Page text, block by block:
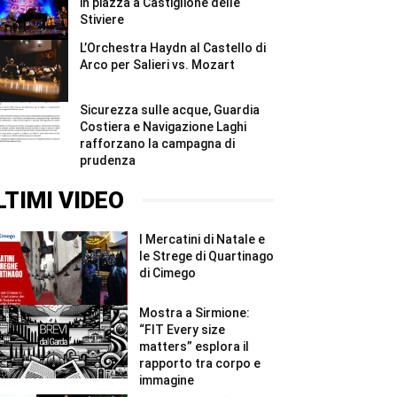
Stiviere
L’Orchestra Haydn al Castello di
Arco per Salieri vs. Mozart
Sicurezza sulle acque, Guardia
Costiera e Navigazione Laghi
rafforzano la campagna di
prudenza
VIDEO
I Mercatini di Natale e
le Strege di Quartinago
di Cimego
Mostra a Sirmione:
“FIT Every size
matters” esplora il
rapporto tra corpo e
immagine